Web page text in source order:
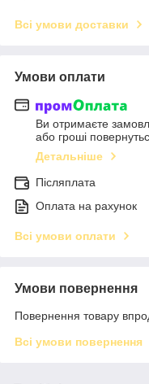
Всі умови доставки
Умови оплати
Ви отримаєте
або гроші
Детальніше
Післяплата
Оплата на рахунок
Всі умови оплати
Умови повернення
Повернення товару
Всі умови повернення